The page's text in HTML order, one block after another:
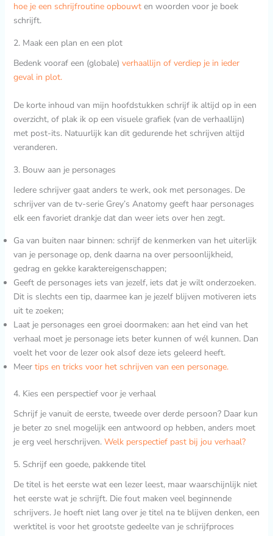
hoe je een schrijfroutine opbouwt en woorden voor je boek
schrijft.
2. Maak een plan en een plot
Bedenk vooraf een (globale) verhaallijn of verdiep je in ieder
geval in plot.
De korte inhoud van mijn hoofdstukken schrijf ik altijd op in een
overzicht, of plak ik op een visuele grafiek (van de verhaallijn)
met post-its. Natuurlijk kan dit gedurende het schrijven altijd
veranderen.
3. Bouw aan je personages
Iedere schrijver gaat anders te werk, ook met personages. De
schrijver van de tv-serie Grey’s Anatomy geeft haar personages
elk een favoriet drankje dat dan weer iets over hen zegt.
Ga van buiten naar binnen: schrijf de kenmerken van het uiterlijk
van je personage op, denk daarna na over persoonlijkheid,
gedrag en gekke karaktereigenschappen;
Geeft de personages iets van jezelf, iets dat je wilt onderzoeken.
Dit is slechts een tip, daarmee kan je jezelf blijven motiveren iets
uit te zoeken;
Laat je personages een groei doormaken: aan het eind van het
verhaal moet je personage iets beter kunnen of wél kunnen. Dan
voelt het voor de lezer ook alsof deze iets geleerd heeft.
Meer tips en tricks voor het schrijven van een personage.
4. Kies een perspectief voor je verhaal
Schrijf je vanuit de eerste, tweede over derde persoon? Daar kun
je beter zo snel mogelijk een antwoord op hebben, anders moet
je erg veel herschrijven. Welk perspectief past bij jou verhaal?
5. Schrijf een goede, pakkende titel
De titel is het eerste wat een lezer leest, maar waarschijnlijk niet
het eerste wat je schrijft. Die fout maken veel beginnende
schrijvers. Je hoeft niet lang over je titel na te blijven denken, een
werktitel is voor het grootste gedeelte van je schrijfproces